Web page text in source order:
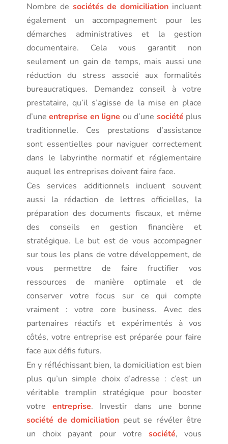
Nombre de sociétés de domiciliation incluent
également un accompagnement pour les
démarches administratives et la gestion
documentaire. Cela vous garantit non
seulement un gain de temps, mais aussi une
réduction du stress associé aux formalités
bureaucratiques. Demandez conseil à votre
prestataire, qu’il s’agisse de la mise en place
d’uneentreprise en ligne ou d’une société plus
traditionnelle. Ces prestations d’assistance
sont essentielles pour naviguer correctement
dans le labyrinthe normatif et réglementaire
auquel les entreprises doivent faire face.
Ces services additionnels incluent souvent
aussi la rédaction de lettres officielles, la
préparation des documents fiscaux, et même
des conseils en gestion financière et
stratégique. Le but est de vous accompagner
sur tous les plans de votre développement, de
vous permettre de faire fructifier vos
ressources de manière optimale et de
conserver votre focus sur ce qui compte
vraiment : votre core business. Avec des
partenaires réactifs et expérimentés à vos
côtés, votre entreprise est préparée pour faire
face aux défis futurs.
En y réfléchissant bien, la domiciliation est bien
plus qu’un simple choix d’adresse : c’est un
véritable tremplin stratégique pour booster
votreentreprise. Investir dans une bonne
société de domiciliation peut se révéler être
un choix payant pour votre société, vous